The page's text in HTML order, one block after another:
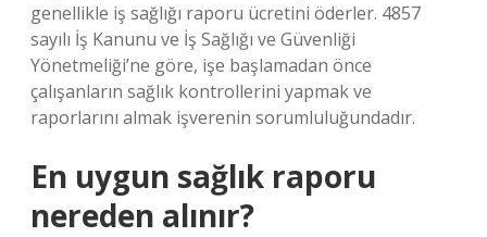
genellikle iş sağlığı raporu ücretini öderler. 4857
sayılı İş Kanunu ve İş Sağlığı ve Güvenliği
Yönetmeliği’ne göre, işe başlamadan önce
çalışanların sağlık kontrollerini yapmak ve
raporlarını almak işverenin sorumluluğundadır.
En uygun sağlık raporu
nereden alınır?